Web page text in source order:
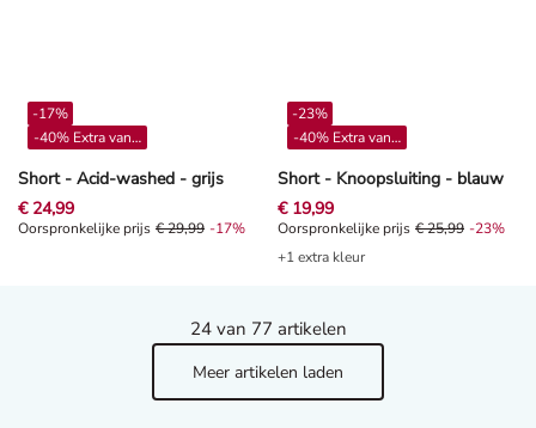
Short - Acid-washed - grijs
-17%
-40% Extra vanaf 4**
€ 24,99
Oorspronkelijke prijs € 29,99, Korting -17%
Oorspronkelijke prijs € 29,99 -17%
Short - Knoopsluiting - blauw
-23%
-40% Extra vanaf 4**
€ 19,99
Oorspronkelijke prijs € 25,99,
Oorspronkelijke prijs € 25,99 -23%
+1 extra kleur
24van 77 artikelen
Meer artikelen laden